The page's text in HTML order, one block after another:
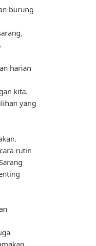
burung
harian
kita.
yang
rutin